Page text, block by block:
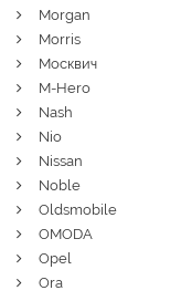
Morgan
Morris
Москвич
M-Hero
Nash
Nio
Nissan
Noble
Oldsmobile
OMODA
Opel
Ora